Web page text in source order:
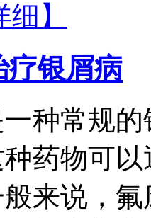
细】
疗银屑病
种常规
药物可
来说，